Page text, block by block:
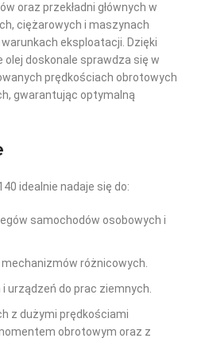
oraz przekładni głównych w
ciężarowych i maszynach
eksploatacji. Dzięki
doskonale sprawdza się w
prędkościach obrotowych
gwarantując optymalną
idealnie nadaje się do:
samochodów osobowych i
mechanizmów różnicowych.
urządzeń do prac ziemnych.
z dużymi prędkościami
obrotowym oraz z